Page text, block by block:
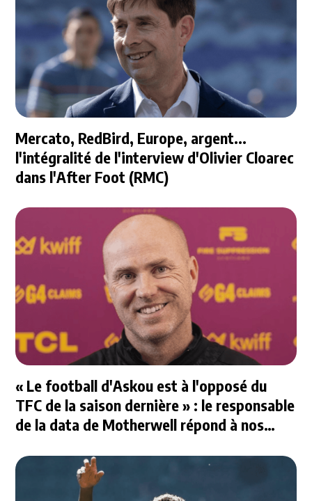
Mercato, RedBird, Europe, argent...
l'intégralité de l'interview d'Olivier Cloarec
dans l'After Foot (RMC)
« Le football d'Askou est à l'opposé du
TFC de la saison dernière » : le responsable
de la data de Motherwell répond à nos